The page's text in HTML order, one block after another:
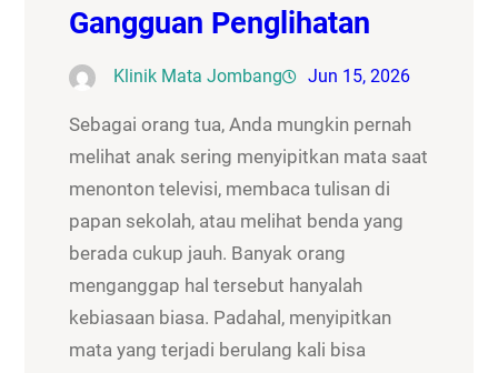
Gangguan Penglihatan
Klinik Mata Jombang Jun 15, 2026
Sebagai orang tua, Anda mungkin pernah
melihat anak sering menyipitkan mata saat
menonton televisi, membaca tulisan di
papan sekolah, atau melihat benda yang
berada cukup jauh. Banyak orang
menganggap hal tersebut hanyalah
kebiasaan biasa. Padahal, menyipitkan
mata yang terjadi berulang kali bisa